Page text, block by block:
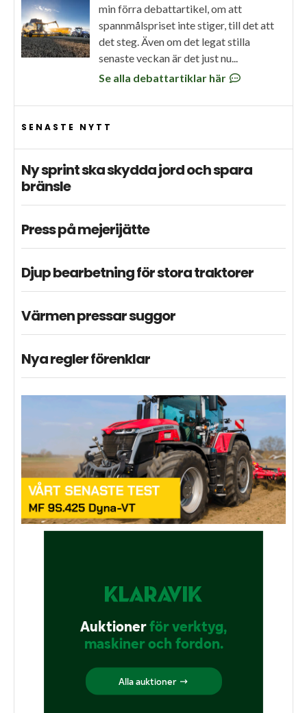
min förra debattartikel, om att
spannmålspriset inte stiger, till det att
det steg. Även om det legat stilla
senaste veckan är det just nu...
Se alla debattartiklar här
SENASTE NYTT
Ny sprint ska skydda jord och spara
bränsle
Press på mejerijätte
Djup bearbetning för stora traktorer
Värmen pressar suggor
Nya regler förenklar